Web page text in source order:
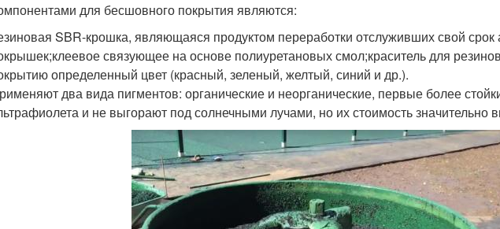
для бесшовного покрытия являются:
SBR-крошка, являющаяся продуктом переработки отслуживших свой
связующее на основе полиуретановых смол;краситель для
определенный цвет (красный, зеленый, желтый, синий и др.).
два вида пигментов: органические и неорганические, первые более
и не выгорают под солнечными лучами, но их стоимость значительно